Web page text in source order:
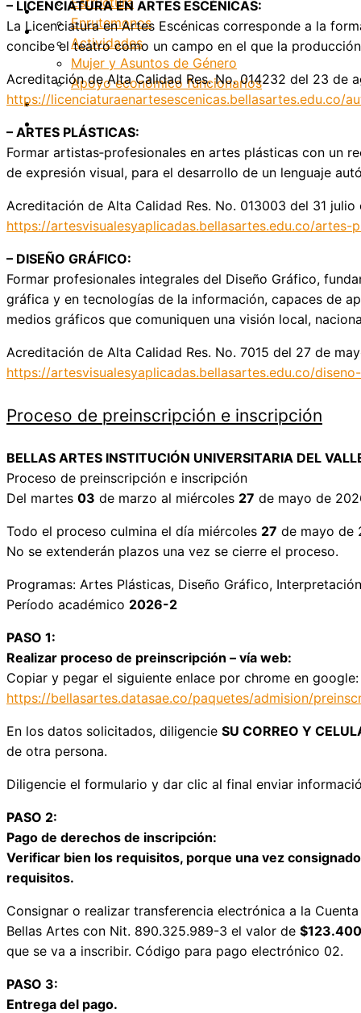
Internacionalización
Patrimonio
Enrutemonos
Actividades
Mujer y Asuntos de Género
Apoyo económico funcionarios
Internacionalización
Patrimonio
– LICENCIATURA EN ARTES ESCÉNICAS:
La Licenciatura en Artes Escénicas corresponde a la
concibe el teatro como un campo en el que la
Acreditación de Alta Calidad Res. No. 014232 del 23 de
https://licenciaturaenartesescenicas.bellasartes.edu.co/
– ARTES PLÁSTICAS:
Formar artistas‑profesionales en artes plásticas con un
de expresión visual, para el desarrollo de un lenguaje
Acreditación de Alta Calidad Res. No. 013003 del 31 julio
https://artesvisualesyaplicadas.bellasartes.edu.co/artes-
– DISEÑO GRÁFICO:
Formar profesionales integrales del Diseño Gráfico,
gráfica y en tecnologías de la información, capaces de
medios gráficos que comuniquen una visión local,
Acreditación de Alta Calidad Res. No. 7015 del 27 de
https://artesvisualesyaplicadas.bellasartes.edu.co/
Proceso de preinscripción e inscripción
BELLAS ARTES INSTITUCIÓN UNIVERSITARIA DEL
Proceso de preinscripción e inscripción
Del martes 03 de marzo al miércoles 27 de mayo de
Todo el proceso culmina el día miércoles 27 de mayo de
No se extenderán plazos una vez se cierre el proceso.
Programas: Artes Plásticas, Diseño Gráfico,
Período académico 2026-2
PASO 1:
Realizar proceso de preinscripción – vía web:
Copiar y pegar el siguiente enlace por chrome en google:
https://bellasartes.datasae.co/paquetes/admision/
En los datos solicitados, diligencie SU CORREO Y
de otra persona.
Diligencie el formulario y dar clic al final enviar
PASO 2:
Pago de derechos de inscripción:
Verificar bien los requisitos, porque una vez
requisitos.
Consignar o realizar transferencia electrónica a la
Bellas Artes con Nit. 890.325.989-3 el valor de $123.400
que se va a inscribir. Código para pago electrónico 02.
PASO 3:
Entrega del pago.